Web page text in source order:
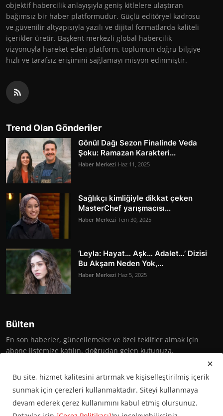
objektif habercilik anlayışıyla geniş kitlelere ulaştıran
bağımsız bir haber platformudur. Güçlü editöryel kadrosu
ve güvenilir altyapısıyla yazılı ve dijital formatlarda kaliteli
içerikler üretir. Başkent merkezli global habercilik
vizyonuyla hareket eden platform, toplumun doğru bilgiye
hızlı ve tarafsız erişimini sağlamayı misyon edinmiştir.
Trend Olan Gönderiler
Gönül Dağı Sezon Finalinde Veda
Şoku: Ramazan Karakteri...
Haber Merkezi Haz 11, 2025
Sağlıkçı kimliğiyle dikkat çeken
MasterChef yarışmacısı...
Haber Merkezi Tem 30, 2025
‘Leyla: Hayat… Aşk… Adalet…’ Dizisi
Bu Akşam Neden Yok,...
Haber Merkezi Haz 5, 2025
Bülten
En son haberler, güncellemeler ve özel teklifler almak için
abone listemize katılın, doğrudan gelen kutunuza.
Abone Ol
Bu site, hizmet kalitesini artırmak ve kişiselleştirilmiş içerik
sunmak için çerezleri kullanmaktadır. Siteyi kullanmaya
devam ederek çerez kullanımını kabul etmiş olursunuz.